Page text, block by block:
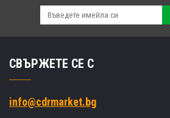
СВЪРЖЕТЕ СЕ С
info@cdrmarket.bg